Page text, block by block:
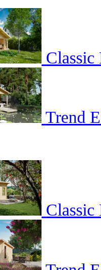
Trend